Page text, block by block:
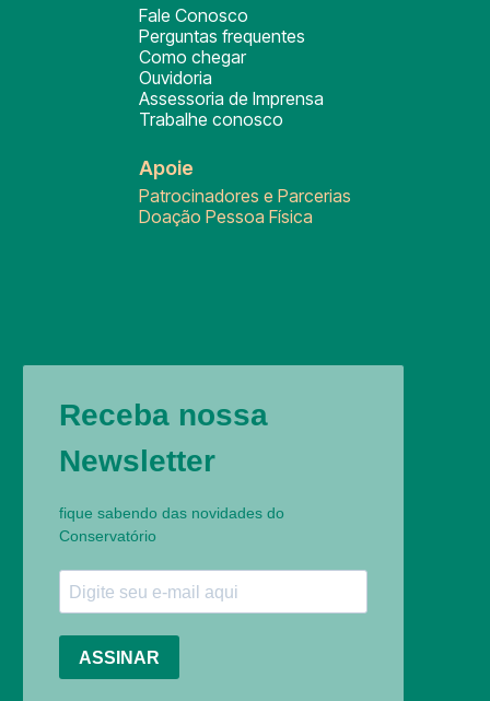
Fale Conosco
Perguntas frequentes
Como chegar
Ouvidoria
Assessoria de Imprensa
Trabalhe conosco
Apoie
Patrocinadores e Parcerias
Doação Pessoa Física